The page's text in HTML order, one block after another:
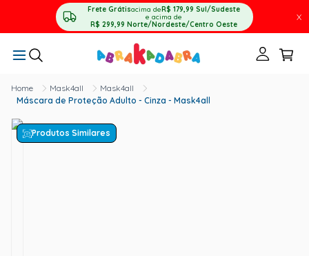
Frete Grátisacima deR$ 179,99 Sul/Sudeste
e acima de
R$ 299,99 Norte/Nordeste/Centro Oeste
X
Mask4all
Mask4all
Máscara de Proteção Adulto - Cinza - Mask4all
Produtos Similares